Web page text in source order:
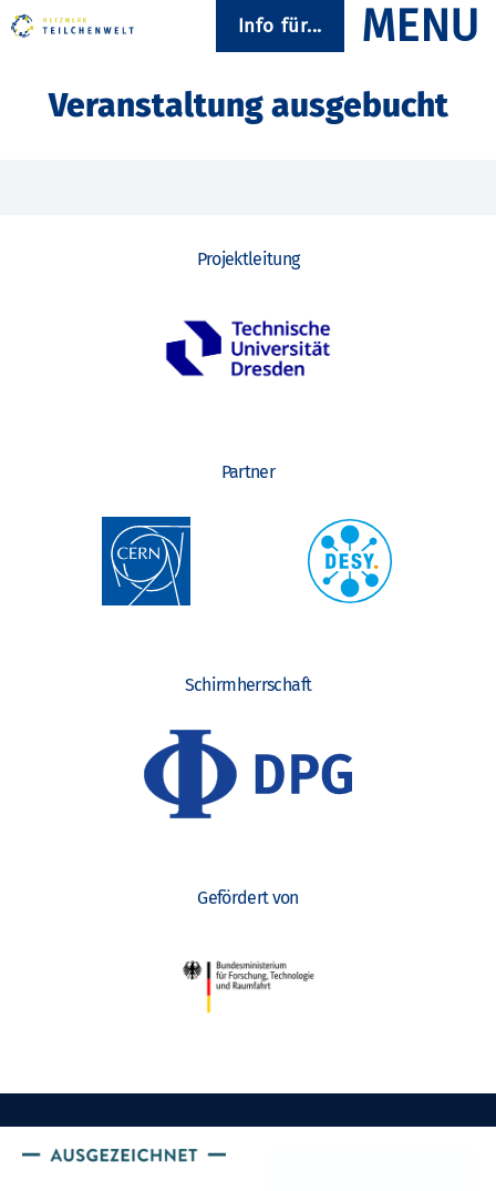
Info für...
Veranstaltung ausgebucht
Projektleitung
Partner
Schirmherrschaft
Gefördert von